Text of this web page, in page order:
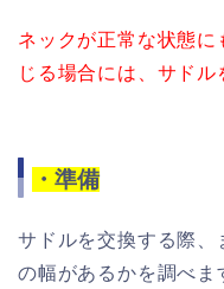
ネックが正常な状態
じる場合には、サドル
・準備
サドルを交換する際、
の幅があるかを調べま